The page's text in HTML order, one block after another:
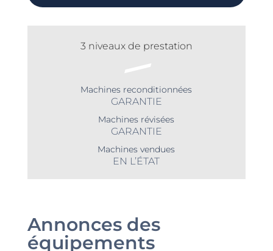
3 niveaux de prestation
Machines reconditionnées
GARANTIE
Machines révisées
GARANTIE
Machines vendues
EN L’ÉTAT
Annonces des
équipements